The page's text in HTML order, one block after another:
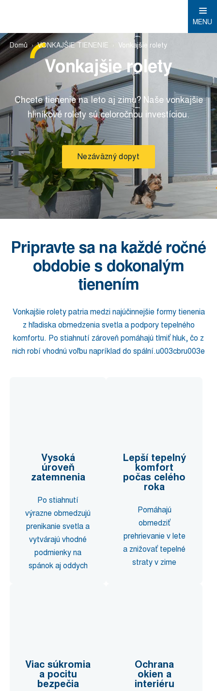
MENU
Domů VONKAJŠIE TIENENIE Vonkajšie rolety
Vonkajšie rolety
Chcete tienenie na leto aj zimu? Naše vonkajšie
hliníkové rolety sú celoročnou investíciou.
Nezáväzný dopyt
Pripravte sa na každé ročné
obdobie s dokonalým
tienením
Vonkajšie rolety patria medzi najúčinnejšie formy tienenia
z hľadiska obmedzenia svetla a podpory tepelného
komfortu. Po stiahnutí zároveň pomáhajú tlmiť hluk, čo z
nich robí vhodnú voľbu napríklad do spální.u003cbru003e
Vysoká
úroveň
zatemnenia
Po stiahnutí
výrazne obmedzujú
prenikanie svetla a
vytvárajú vhodné
podmienky na
spánok aj oddych
Lepší tepelný
komfort
počas celého
roka
Pomáhajú
obmedziť
prehrievanie v lete
a znižovať tepelné
straty v zime
Viac súkromia
a pocitu
bezpečia
Ochrana
okien a
interiéru